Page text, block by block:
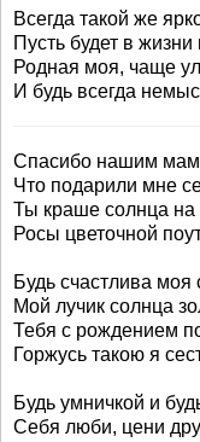
Всегда такой же
Пусть будет в
Родная моя, чаще
И будь всегда
Спасибо нашим
Что подарили мне
Ты краше солнца на
Росы цветочной
Будь счастлива моя
Мой лучик солнца
Тебя с рождением
Горжусь такою я
Будь умничкой и
Себя люби, цени